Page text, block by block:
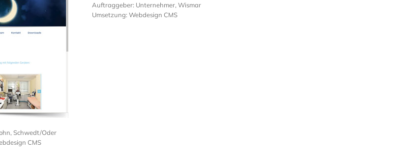
Schwedt/Oder
CMS
Auftraggeber: Unternehmer, Wismar
Umsetzung: Webdesign CMS